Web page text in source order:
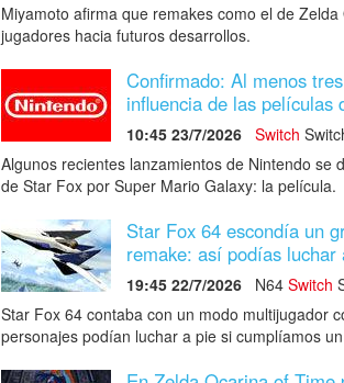
Miyamoto afirma que remakes como el de
jugadores hacia futuros desarrollos.
Confirmado: Al menos
influencia de las películas
10:45 23/7/2026 Switch
Algunos recientes lanzamientos de Nintendo
de Star Fox por Super Mario Galaxy: la película.
Star Fox 64 escondía un
remake: así podías luchar
19:45 22/7/2026 N64 Switch
Star Fox 64 contaba con un modo multijugador
personajes podían luchar a pie si cumplíamos